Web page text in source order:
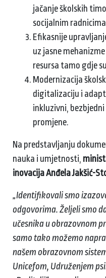
jačanje školskih
socijalnim
Efikasnije
uz jasne
resursa tamo gdje
Modernizacija
digitalizaciju i
inkluzivni,
promjene.
Na predstavljanju
nauka i umjetnosti,
inovacija Anđela Jakšić-
„Identifikovali smo
odgovorima. Željeli smo
učesnika u obrazovnom
samo tako možemo
našem obrazovnom
Unicefom, Udruženjem